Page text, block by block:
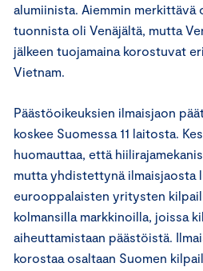
alumiinista. Aiemmin merkittävä
tuonnista oli Venäjältä, mutta
jälkeen tuojamaina korostuvat
Vietnam.
Päästöoikeuksien ilmaisjaon
koskee Suomessa 11 laitosta.
huomauttaa, että
mutta yhdistettynä ilmaisjaosta
eurooppalaisten yritysten
kolmansilla markkinoilla, joissa
aiheuttamistaan päästöistä.
korostaa osaltaan Suomen